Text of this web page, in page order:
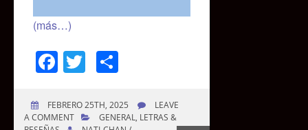
(más…)
Facebook
Twitter
FEBRERO 25TH, 2025
LEAVE
A COMMENT
GENERAL, LETRAS &